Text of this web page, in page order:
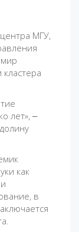
МГУ,
лет», ‒
как
в